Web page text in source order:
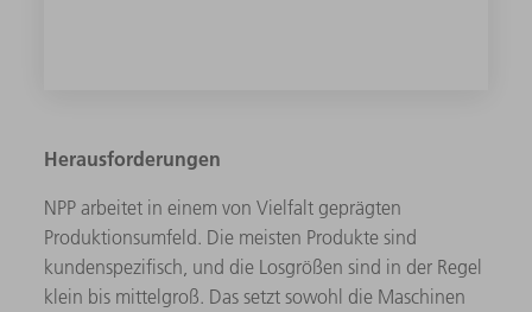
Herausforderungen
NPP arbeitet in einem von Vielfalt geprägten
Produktionsumfeld. Die meisten Produkte sind
kundenspezifisch, und die Losgrößen sind in der Regel
klein bis mittelgroß. Das setzt sowohl die Maschinen